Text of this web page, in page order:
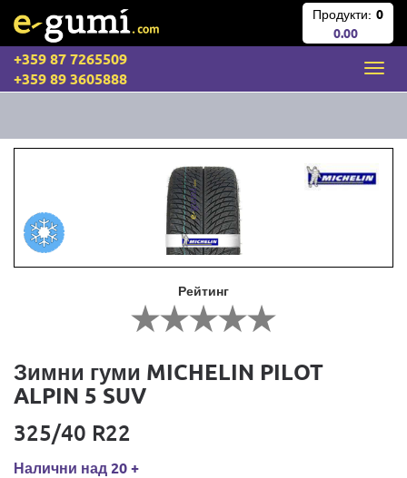
Продукти: 0
0.00
+359 87 7265509
+359 89 3605888
Рейтинг
Зимни гуми MICHELIN PILOT
ALPIN 5 SUV
325/40 R22
Налични над 20 +